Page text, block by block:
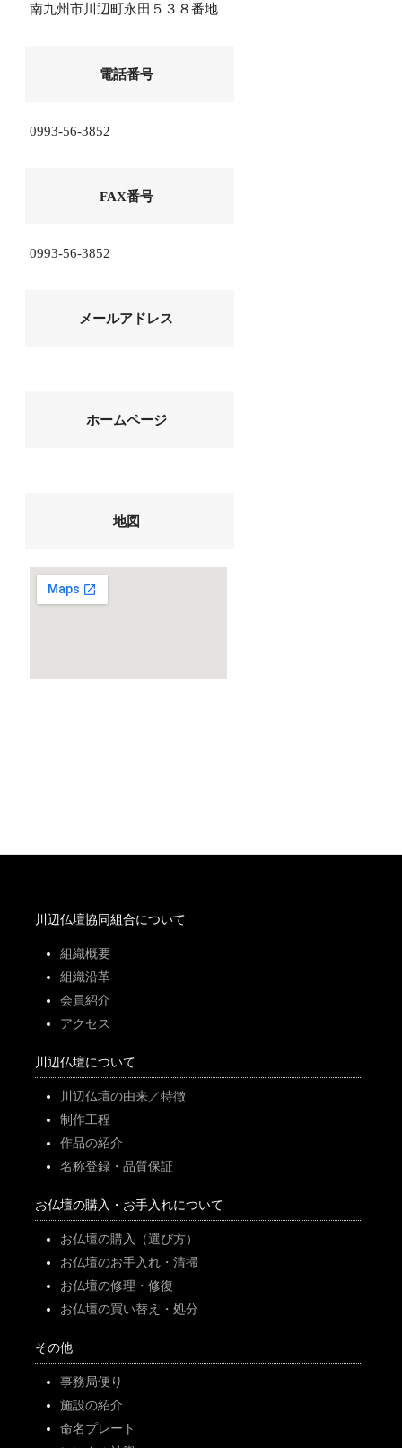
南九州市川辺町永田５３８番地
電話番号
0993-56-3852
FAX番号
0993-56-3852
メールアドレス
ホームページ
地図
川辺仏壇協同組合について
組織概要
組織沿革
会員紹介
アクセス
川辺仏壇について
川辺仏壇の由来／特徴
制作工程
作品の紹介
名称登録・品質保証
お仏壇の購入・お手入れについて
お仏壇の購入（選び方）
お仏壇のお手入れ・清掃
お仏壇の修理・修復
お仏壇の買い替え・処分
その他
事務局便り
施設の紹介
命名プレート